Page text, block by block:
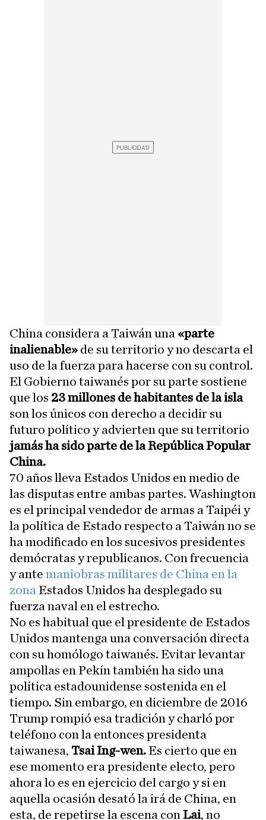
China considera a Taiwán una «parte
inalienable» de su territorio y no descarta el
uso de la fuerza para hacerse con su control.
El Gobierno taiwanés por su parte sostiene
que los 23 millones de habitantes de la isla
son los únicos con derecho a decidir su
futuro político y advierten que su territorio
jamás ha sido parte de la República Popular
China.
70 años lleva Estados Unidos en medio de
las disputas entre ambas partes. Washington
es el principal vendedor de armas a Taipéi y
la política de Estado respecto a Taiwán no se
ha modificado en los sucesivos presidentes
demócratas y republicanos. Con frecuencia
y ante maniobras militares de China en la
zona Estados Unidos ha desplegado su
fuerza naval en el estrecho.
No es habitual que el presidente de Estados
Unidos mantenga una conversación directa
con su homólogo taiwanés. Evitar levantar
ampollas en Pekín también ha sido una
política estadounidense sostenida en el
tiempo. Sin embargo, en diciembre de 2016
Trump rompió esa tradición y charló por
teléfono con la entonces presidenta
taiwanesa, Tsai Ing-wen.Es cierto que en
ese momento era presidente electo, pero
ahora lo es en ejercicio del cargo y si en
aquella ocasión desató la irá de China, en
esta, de repetirse la escena con Lai, no